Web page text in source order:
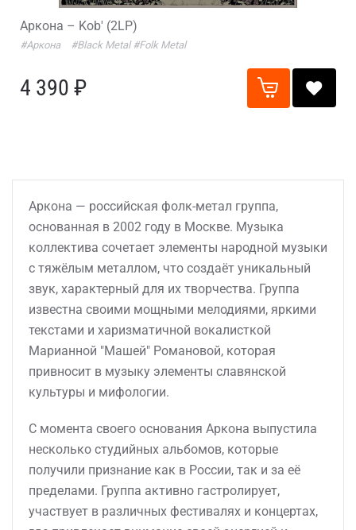
Аркона – Kob' (2LP)
#Аркона #Black Metal #Folk Metal
4 390 ₽
Аркона — российская фолк-метал группа,
основанная в 2002 году в Москве. Музыка
коллектива сочетает элементы народной музыки
с тяжёлым металлом, что создаёт уникальный
звук, характерный для их творчества. Группа
известна своими мощными мелодиями, яркими
текстами и харизматичной вокалисткой
Марианной "Машей" Романовой, которая
привносит в музыку элементы славянской
культуры и мифологии.
С момента своего основания Аркона выпустила
несколько студийных альбомов, которые
получили признание как в России, так и за её
пределами. Группа активно гастролирует,
участвует в различных фестивалях и концертах,